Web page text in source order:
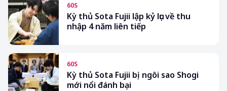
60S
Kỳ thủ Sota Fujii lập kỷ lục về thu
nhập 4 năm liên tiếp
60S
Kỳ thủ Sota Fujii bị ngôi sao Shogi
mới nổi đánh bại